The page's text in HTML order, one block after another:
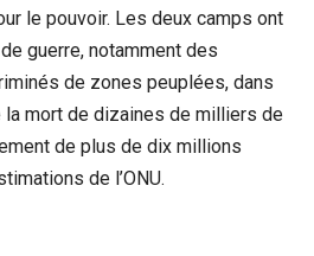
le pouvoir. Les deux camps ont
guerre, notamment des
de zones peuplées, dans
la mort de dizaines de milliers de
de plus de dix millions
de l’ONU.